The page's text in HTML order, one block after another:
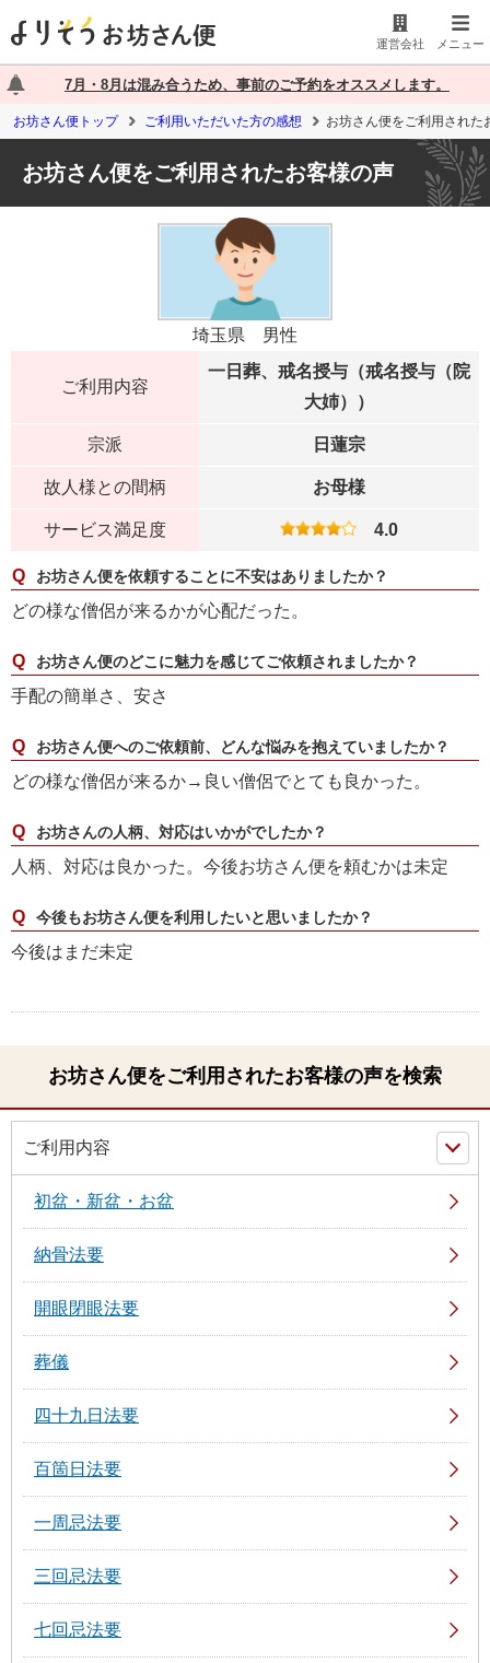
運営会社 メニュー
7月・8月は混み合うため、事前のご予約をオススメします。
お坊さん便トップ ご利用いただいた方の感想 お坊さん便をご利用された
お坊さん便をご利用されたお客様の声
埼玉県 男性
ご利用内容
一日葬、戒名授与（戒名授与（院
大姉））
宗派 日蓮宗
故人様との間柄 お母様
サービス満足度 4.0
お坊さん便を依頼することに不安はありましたか？
どの様な僧侶が来るかが心配だった。
お坊さん便のどこに魅力を感じてご依頼されましたか？
手配の簡単さ、安さ
お坊さん便へのご依頼前、どんな悩みを抱えていましたか？
どの様な僧侶が来るか→良い僧侶でとても良かった。
お坊さんの人柄、対応はいかがでしたか？
人柄、対応は良かった。今後お坊さん便を頼むかは未定
今後もお坊さん便を利用したいと思いましたか？
今後はまだ未定
お坊さん便をご利用されたお客様の声を検索
ご利用内容
初盆・新盆・お盆
納骨法要
開眼閉眼法要
葬儀
四十九日法要
百箇日法要
一周忌法要
三回忌法要
七回忌法要